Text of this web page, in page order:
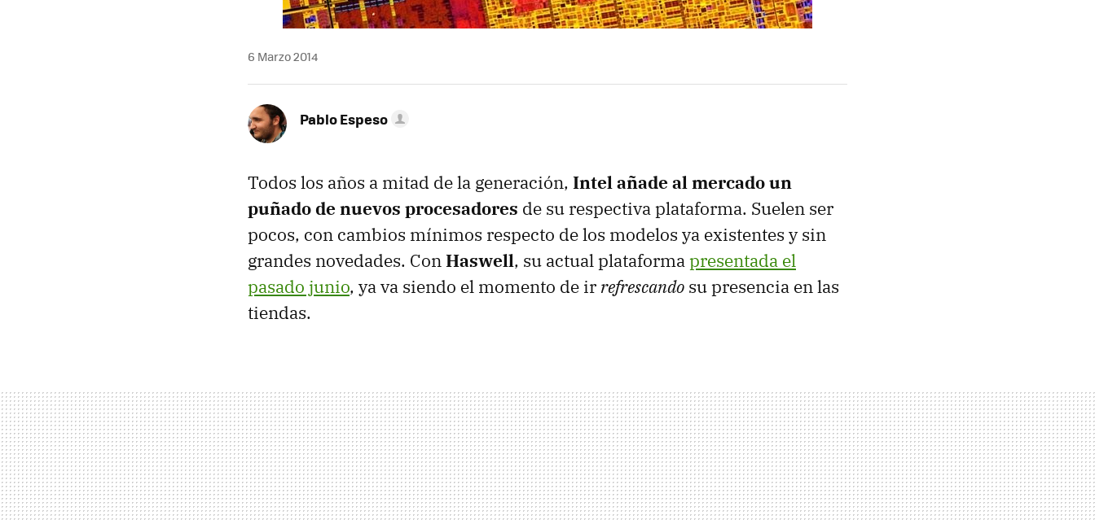
6 Marzo 2014
Pablo Espeso
Todos los años a mitad de la generación, Intel añade al mercado un
puñado de nuevos procesadores de su respectiva plataforma. Suelen ser
pocos, con cambios mínimos respecto de los modelos ya existentes y sin
grandes novedades. ConHaswell, su actual plataformapresentada el
pasado junio, ya va siendo el momento de ir refrescando su presencia en las
tiendas.